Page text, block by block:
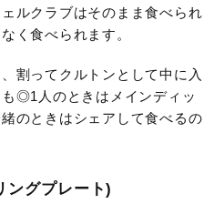
ルクラブはそのまま食べられ
く食べられます。
割ってクルトンとして中に入
◎1人のときはメインディッ
のときはシェアして食べるの
グプレート)